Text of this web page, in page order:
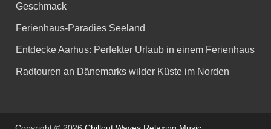
Geschmack
Ferienhaus-Paradies Seeland
Entdecke Aarhus: Perfekter Urlaub in einem Ferienhaus
Radtouren an Dänemarks wilder Küste im Norden